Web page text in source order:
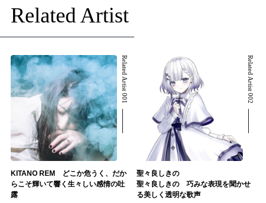
Related Artist
Related Artist 001
KITANO REM どこか危うく、だか
らこそ輝いて響く生々しい感情の吐
露
Related Artist 002
聖々良しきの
聖々良しきの 巧みな表現を聞かせ
る美しく透明な歌声